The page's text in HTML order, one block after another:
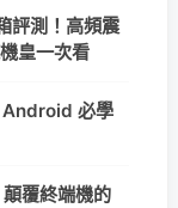
評測！高頻震
皇一次看
Android 必學
覆終端機的